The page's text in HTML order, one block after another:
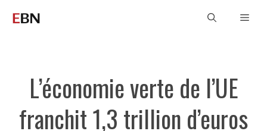
L’économie verte de l’UE
franchit 1,3 trillion d’euros